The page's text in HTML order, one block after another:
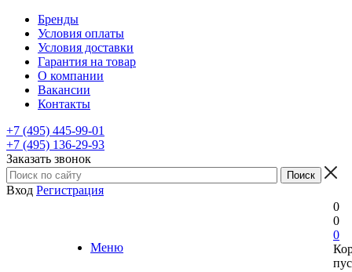
Бренды
Условия оплаты
Условия доставки
Гарантия на товар
О компании
Вакансии
Контакты
+7 (495) 445-99-01
+7 (495) 136-29-93
Заказать звонок
Вход Регистрация
Меню
0
0
0